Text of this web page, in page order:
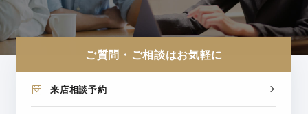
ご質問・ご相談はお気軽に
来店相談予約